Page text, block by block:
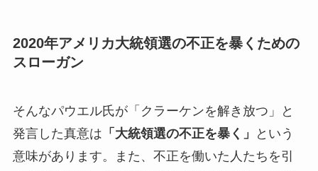
2020年アメリカ大統領選の不正を暴くための
スローガン
そんなパウエル氏が「クラーケンを解き放つ」と
発言した真意は 「大統領選の不正を暴く」
という
意味があります。また、不正を働いた人たちを引